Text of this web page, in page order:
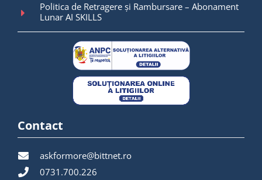
Politica de Retragere și Rambursare – Abonament
Lunar AI SKILLS
Contact
askformore@bittnet.ro
0731.700.226